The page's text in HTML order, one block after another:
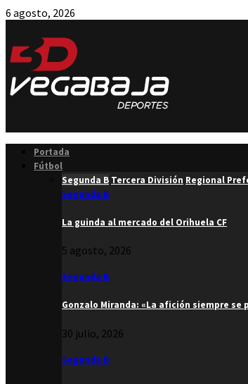
6 agosto, 2026
Portada
Fútbol
Segunda B Tercera División Regional
Segunda B
La guinda al mercado del Orihuela CF
5 agosto, 2026
Segunda B
Gonzalo Miranda: «La afición siempre se
30 julio, 2026
Segunda B